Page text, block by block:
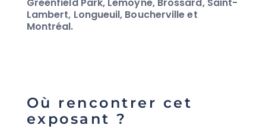
Lambert, Longueuil, Boucherville et
Montréal.
Où rencontrer cet
exposant ?